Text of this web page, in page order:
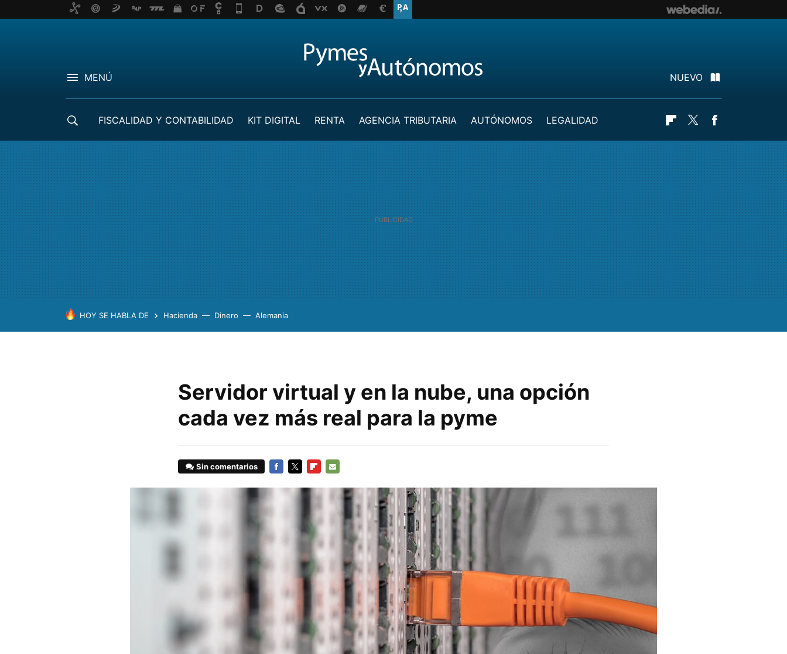
MENÚ NUEVO
FISCALIDAD Y CONTABILIDAD KIT DIGITAL RENTA AGENCIA TRIBUTARIA AUTÓNOMOS
LEGALIDAD
Flipboard
Twitter
HOY SE HABLA DE Hacienda Dinero Alemania
Servidor virtual y en la nube, una opción
cada vez más real para la pyme
Sin comentarios